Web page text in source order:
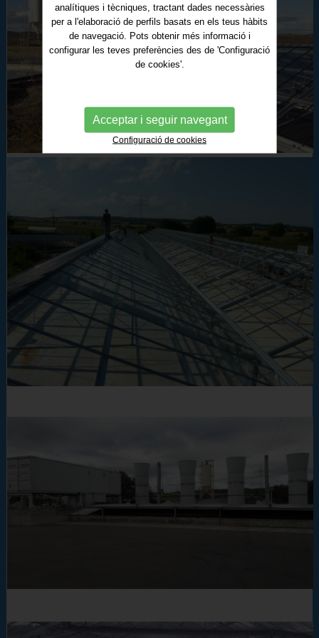
analítiques i tècniques, tractant dades necessàries
per a l'elaboració de perfils basats en els teus hàbits
de navegació. Pots obtenir més informació i
configurar les teves preferències des de 'Configuració
de cookies'.
Acceptar i seguir navegant
Configuració de cookies